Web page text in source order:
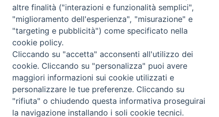
Contatti
altre finalità ("interazioni e funzionalità semplici",
"miglioramento dell'esperienza", "misurazione" e
"targeting e pubblicità") come specificato nella
cookie policy.
Cliccando su "accetta" acconsenti all'utilizzo dei
cookie. Cliccando su "personalizza" puoi avere
maggiori informazioni sui cookie utilizzati e
personalizzare le tue preferenze. Cliccando su
"rifiuta" o chiudendo questa informativa proseguirai
la navigazione installando i soli cookie tecnici.